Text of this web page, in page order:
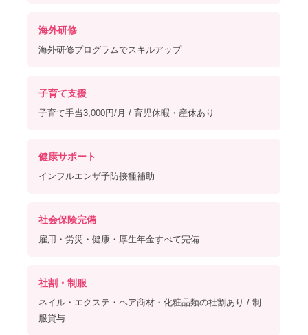
海外研修
海外研修プログラムでスキルアップ
子育て支援
子育て手当3,000円/月 / 育児休暇・産休あり
健康サポート
インフルエンザ予防接種補助
社会保険完備
雇用・労災・健康・厚生年金すべて完備
社割・制服
ネイル・エクステ・ヘア商材・化粧品類の社割あり / 制
服貸与